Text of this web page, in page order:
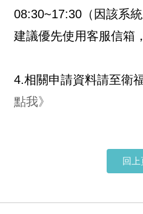
08:30~17:30 （ 因該系
建議優先使用客服信箱
4.相關申請資料請至衛
點我》
回上